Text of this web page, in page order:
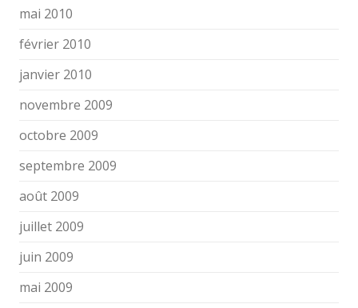
mai 2010
février 2010
janvier 2010
novembre 2009
octobre 2009
septembre 2009
août 2009
juillet 2009
juin 2009
mai 2009